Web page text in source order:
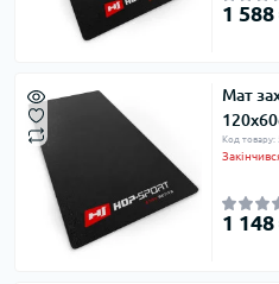
1 588
Мат
Код
1 148